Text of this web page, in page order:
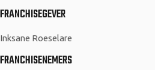
FRANCHISEGEVER
Inksane Roeselare
FRANCHISENEMERS